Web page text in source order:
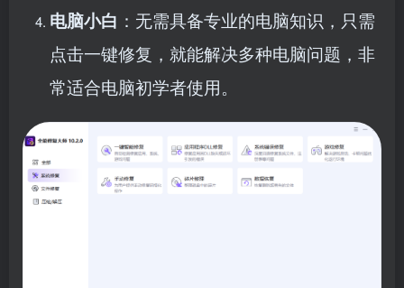
电脑小白 ：无需具备专业的电脑知识，只需
点击一键修复，就能解决多种电脑问题，非
常适合电脑初学者使用。